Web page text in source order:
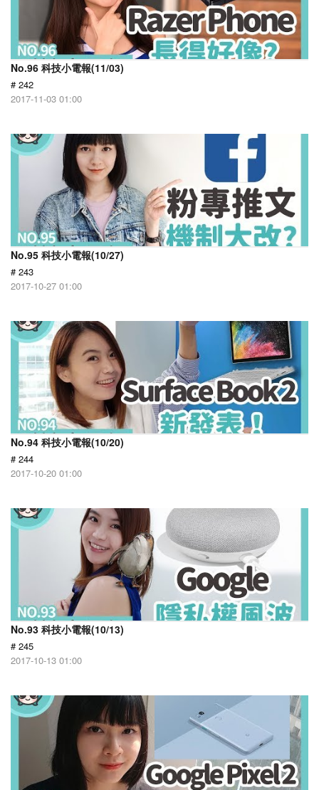
No.96 科技小電報(11/03)
# 242
2017-11-03 01:00
No.95 科技小電報(10/27)
# 243
2017-10-27 01:00
No.94 科技小電報(10/20)
# 244
2017-10-20 01:00
No.93 科技小電報(10/13)
# 245
2017-10-13 01:00